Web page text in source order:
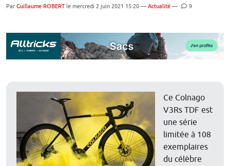
Par Guillaume ROBERT le mercredi 2 juin 2021 15:20 — Actualité — 9
Ce Colnago
V3Rs TDF est
une série
limitée à 108
exemplaires
du célèbre